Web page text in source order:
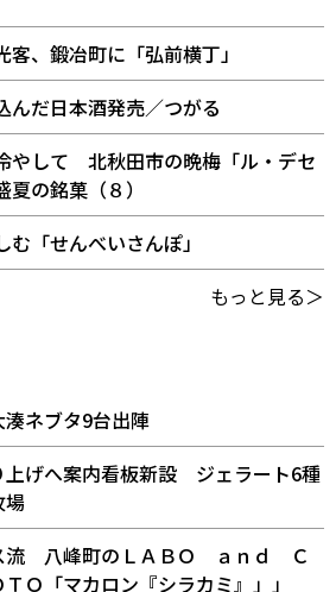
、鍛冶町に「弘前横丁」
んだ日本酒発売／つがる
やして 北秋田市の晩梅「ル・デセ
の銘菓（８）
「せんべいさんぽ」
もっと見る＞
ネブタ9台出陣
上げへ案内看板新設 ジェラート6種
場
流 八峰町のＬＡＢＯ ａｎｄ Ｃ
Ｏ「マカロン『シラカミ』」」